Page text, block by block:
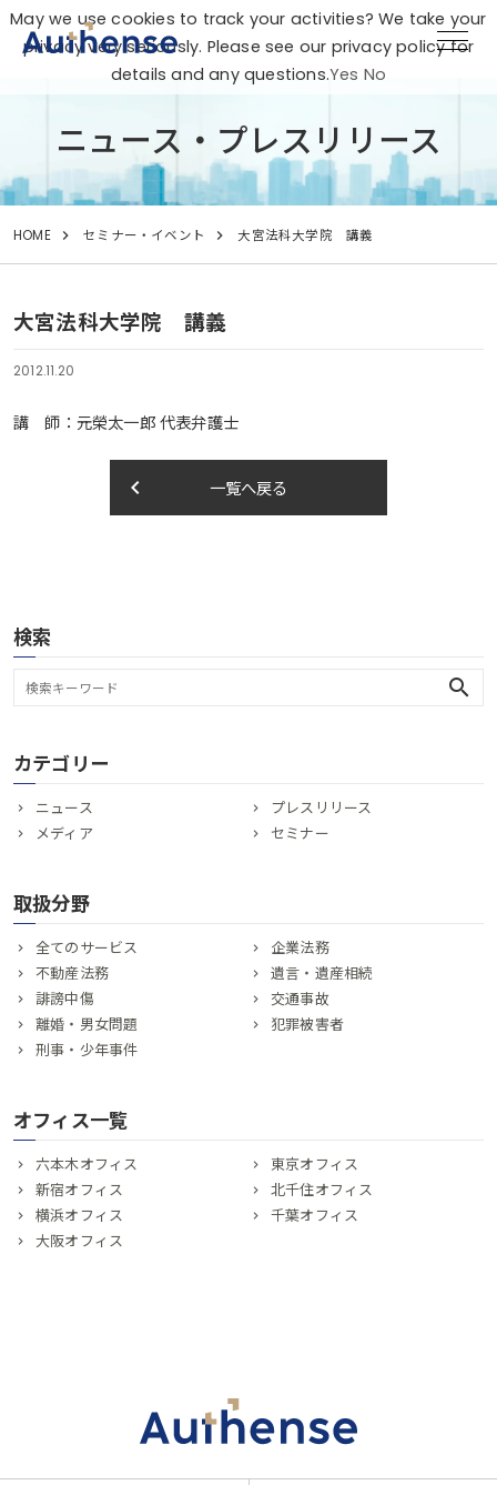
ニュース・プレスリリース
HOME セミナー・イベント 大宮法科大学院 講義
大宮法科大学院 講義
2012.11.20
講 師：元榮太一郎 代表弁護士
一覧へ戻る
keyboard_arrow_left
検索
search
カテゴリー
ニュース
プレスリリース
メディア
セミナー
取扱分野
全てのサービス
企業法務
不動産法務
遺言・遺産相続
誹謗中傷
交通事故
離婚・男女問題
犯罪被害者
刑事・少年事件
オフィス一覧
六本木オフィス
東京オフィス
新宿オフィス
北千住オフィス
横浜オフィス
千葉オフィス
大阪オフィス
May we use cookies to track your activities? We take your
privacy very seriously. Please see our privacy policy for
details and any questions.Yes No